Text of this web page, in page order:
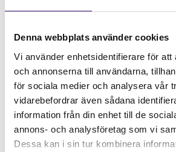
Denna webbplats använder cookies
Vi använder enhetsidentifierare för att
och annonserna till användarna,
för sociala medier och analysera vår
vidarebefordrar även sådana
information från din enhet till de
annons- och analysföretag som vi
Dessa kan i sin tur kombinera